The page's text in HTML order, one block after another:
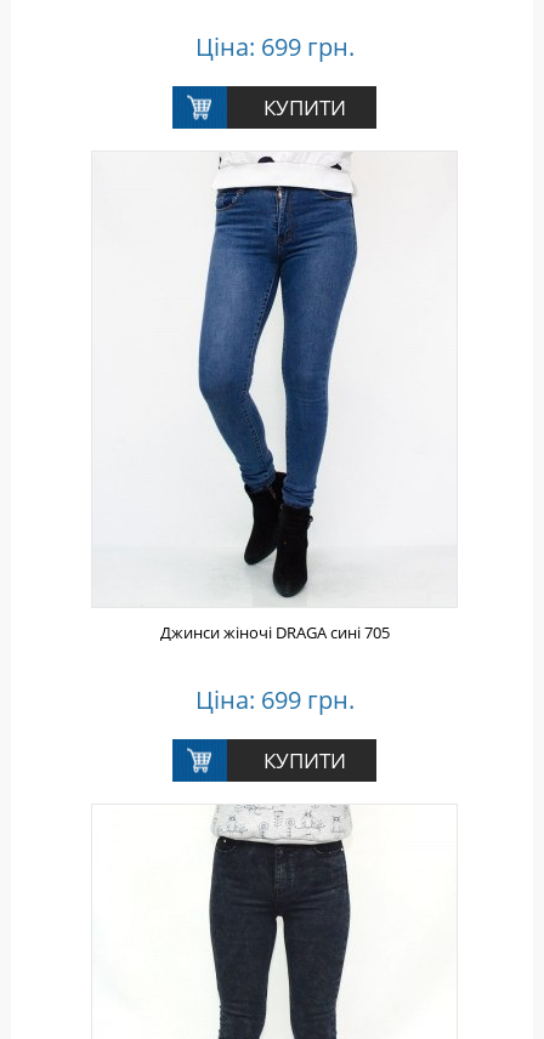
Ціна: 699 грн.
Джинси жіночі DRAGA сині 705
Ціна: 699 грн.